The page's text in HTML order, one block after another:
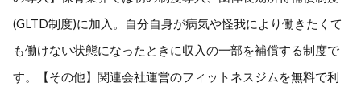
(GLTD制度)に加入。自分自身が病気や怪我により働きたくて
も働けない状態になったときに収入の一部を補償する制度で
す。【その他】関連会社運営のフィットネスジムを無料で利